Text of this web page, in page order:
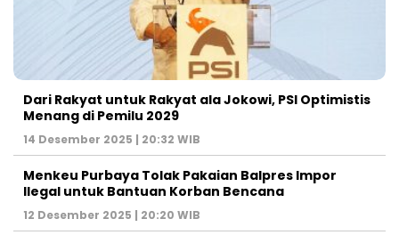
Dari Rakyat untuk Rakyat ala Jokowi, PSI Optimistis
Menang di Pemilu 2029
14 Desember 2025 | 20:32 WIB
Menkeu Purbaya Tolak Pakaian Balpres Impor
Ilegal untuk Bantuan Korban Bencana
12 Desember 2025 | 20:20 WIB